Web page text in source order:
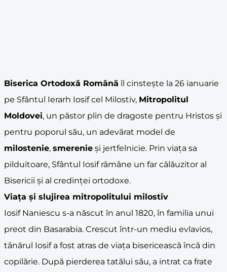
Biserica Ortodoxă Română îl cinstește la 26 ianuarie
pe Sfântul Ierarh Iosif cel Milostiv, Mitropolitul
Moldovei, un păstor plin de dragoste pentru Hristos și
pentru poporul său, un adevărat model de
milostenie, smerenie și jertfelnicie. Prin viața sa
pilduitoare, Sfântul Iosif rămâne un far călăuzitor al
Bisericii și al credinței ortodoxe.
Viața și slujirea mitropolitului milostiv
Iosif Naniescu s-a născut în anul 1820, în familia unui
preot din Basarabia. Crescut într-un mediu evlavios,
tânărul Iosif a fost atras de viața bisericească încă din
copilărie. După pierderea tatălui său, a intrat ca frate